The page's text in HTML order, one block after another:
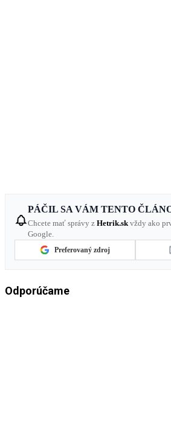
PÁČIL SA VÁM TENTO
Chcete mať správy z Hetrik.skvždy ako
Google.
Preferovaný zdroj
Odporúčame